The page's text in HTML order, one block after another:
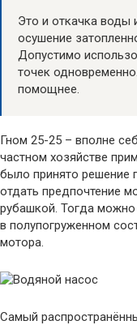
Это и откачка воды
осушение
Допустимо
точек
помощнее.
Гном 25-25 – вполне
частном хозяйстве
было принято решение
отдать предпочтение
рубашкой. Тогда можно
в полупогруженном
мотора.
Самый